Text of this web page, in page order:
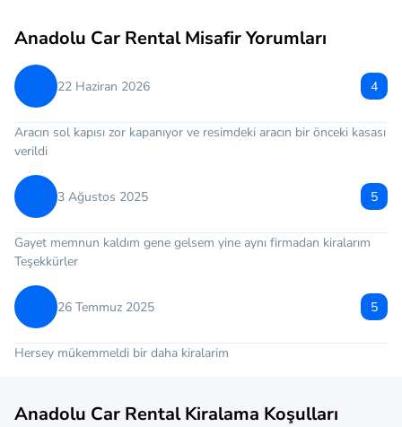
Anadolu Car Rental Misafir Yorumları
22 Haziran 2026 4
Aracın sol kapısı zor kapanıyor ve resimdeki aracın bir önceki kasası
verildi
3 Ağustos 2025 5
Gayet memnun kaldım gene gelsem yine aynı firmadan kiralarım
Teşekkürler
26 Temmuz 2025 5
Hersey mükemmeldi bir daha kiralarim
Anadolu Car Rental Kiralama Koşulları